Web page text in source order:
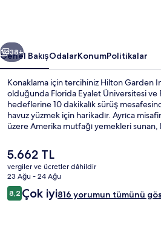
Sonraki
38+
Genel BakışOdalarKonumPolitikalar
Konaklama için tercihiniz Hilton Garden
olduğunda Florida Eyalet Üniversitesi ve
hedeflerine 10 dakikalık sürüş
havuz yüzmek için harikadır. Ayrıca
üzere Amerika mutfağı yemekleri sunan,
Bar/dinlenme salonu ve 24 saat açık spor
sunulmaktadır. Ayrıca oda içinde
kolaylıklar mevcuttur. Misafirler arasında
durumu popüler.
Şu
anki
fiyat
5.662 TL
5.662 TL
vergiler ve ücretler dâhildir
23 Ağu - 24 Ağu
Yorumlar
8,28,2/10
Çok iyi816 yorumun tümünü